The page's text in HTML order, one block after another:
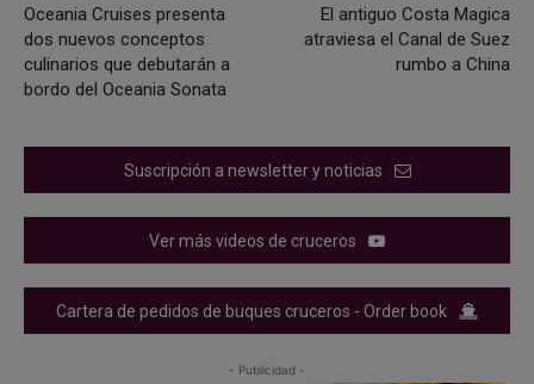
Oceania Cruises presenta
dos nuevos conceptos
culinarios que debutarán a
bordo del Oceania Sonata
El antiguo Costa Magica
atraviesa el Canal de Suez
rumbo a China
Suscripción a newsletter y noticias
Ver más videos de cruceros
Cartera de pedidos de buques cruceros - Order book
- Publicidad -